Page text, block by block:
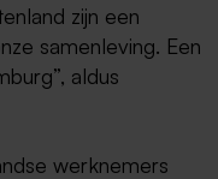
zijn een
samenleving. Een
aldus
werknemers